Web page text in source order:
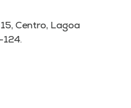
Centro, Lagoa